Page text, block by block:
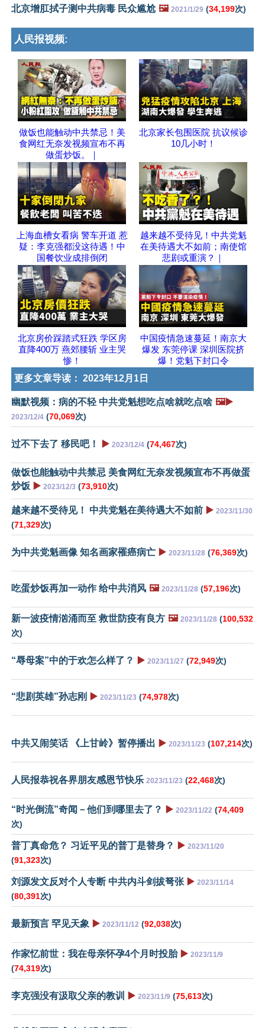
北京增肛拭子测中共病毒 民众尴尬 🖼️ 2021/1/29 (34,199次)
人民报视频:
做饭也能触动中共禁忌！美
食网红无奈发视频宣布不再
做蛋炒饭。｜
北京家长包围医院 抗议候诊
10几小时！
上海血槽女看病 警车开道 惹
疑：李克强都没这待遇！中
国餐饮业成排倒闭
越来越不受待见！中共党魁
在美待遇大不如前；南使馆
悲剧或重演？｜
北京房价踩踏式狂跌 学区房
直降400万 燕郊腰斩 业主哭
惨！
中国疫情急速蔓延！南京大
爆发 东莞停课 深圳医院挤
爆！党魁下封口令
更多文章导读： 2023年12月1日
幽默视频：病的不轻 中共党魁想吃点啥就吃点啥 🖼️▶️
2023/12/4 (70,069次)
过不下去了 移民吧！ ▶️ 2023/12/4 (74,467次)
做饭也能触动中共禁忌 美食网红无奈发视频宣布不再做蛋
炒饭 ▶️ 2023/12/3 (73,910次)
越来越不受待见！ 中共党魁在美待遇大不如前 ▶️ 2023/11/30
(71,329次)
为中共党魁画像 知名画家罹癌病亡 ▶️ 2023/11/28 (76,369次)
吃蛋炒饭再加一动作 给中共消风 🖼️ 2023/11/28 (57,196次)
新一波疫情汹涌而至 救世防疫有良方 🖼️ 2023/11/28 (100,532
次)
“辱母案”中的于欢怎么样了？ ▶️ 2023/11/27 (72,949次)
“悲剧英雄”孙志刚 ▶️ 2023/11/23 (74,978次)
中共又闹笑话 《上甘岭》暂停播出 ▶️ 2023/11/23 (107,214次)
人民报恭祝各界朋友感恩节快乐 2023/11/23 (22,468次)
“时光倒流”奇闻－他们到哪里去了？ ▶️ 2023/11/22 (74,409
次)
普丁真命危？ 习近平见的普丁是替身？ ▶️ 2023/11/20
(91,323次)
刘源发文反对个人专断 中共内斗剑拔弩张 ▶️ 2023/11/14
(80,391次)
最新预言 罕见天象 ▶️ 2023/11/12 (92,038次)
作家忆前世：我在母亲怀孕4个月时投胎 ▶️ 2023/11/9
(74,319次)
李克强没有汲取父亲的教训 ▶️ 2023/11/9 (75,613次)